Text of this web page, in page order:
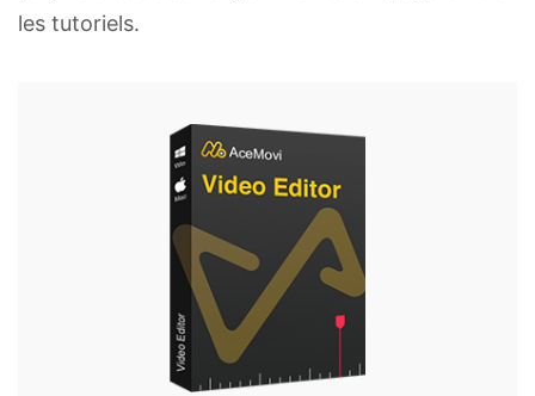
les tutoriels.